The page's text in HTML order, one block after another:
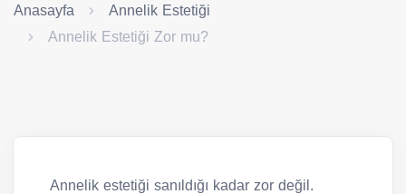
Anasayfa
Annelik Estetiği
Annelik Estetiği Zor mu?
Annelik estetiği sanıldığı kadar zor değil.